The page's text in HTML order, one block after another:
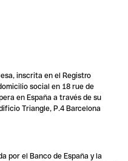
inscrita en el Registro
social en 18 rue de
en España a través de su
Triangle, P.4 Barcelona
por el Banco de España y la